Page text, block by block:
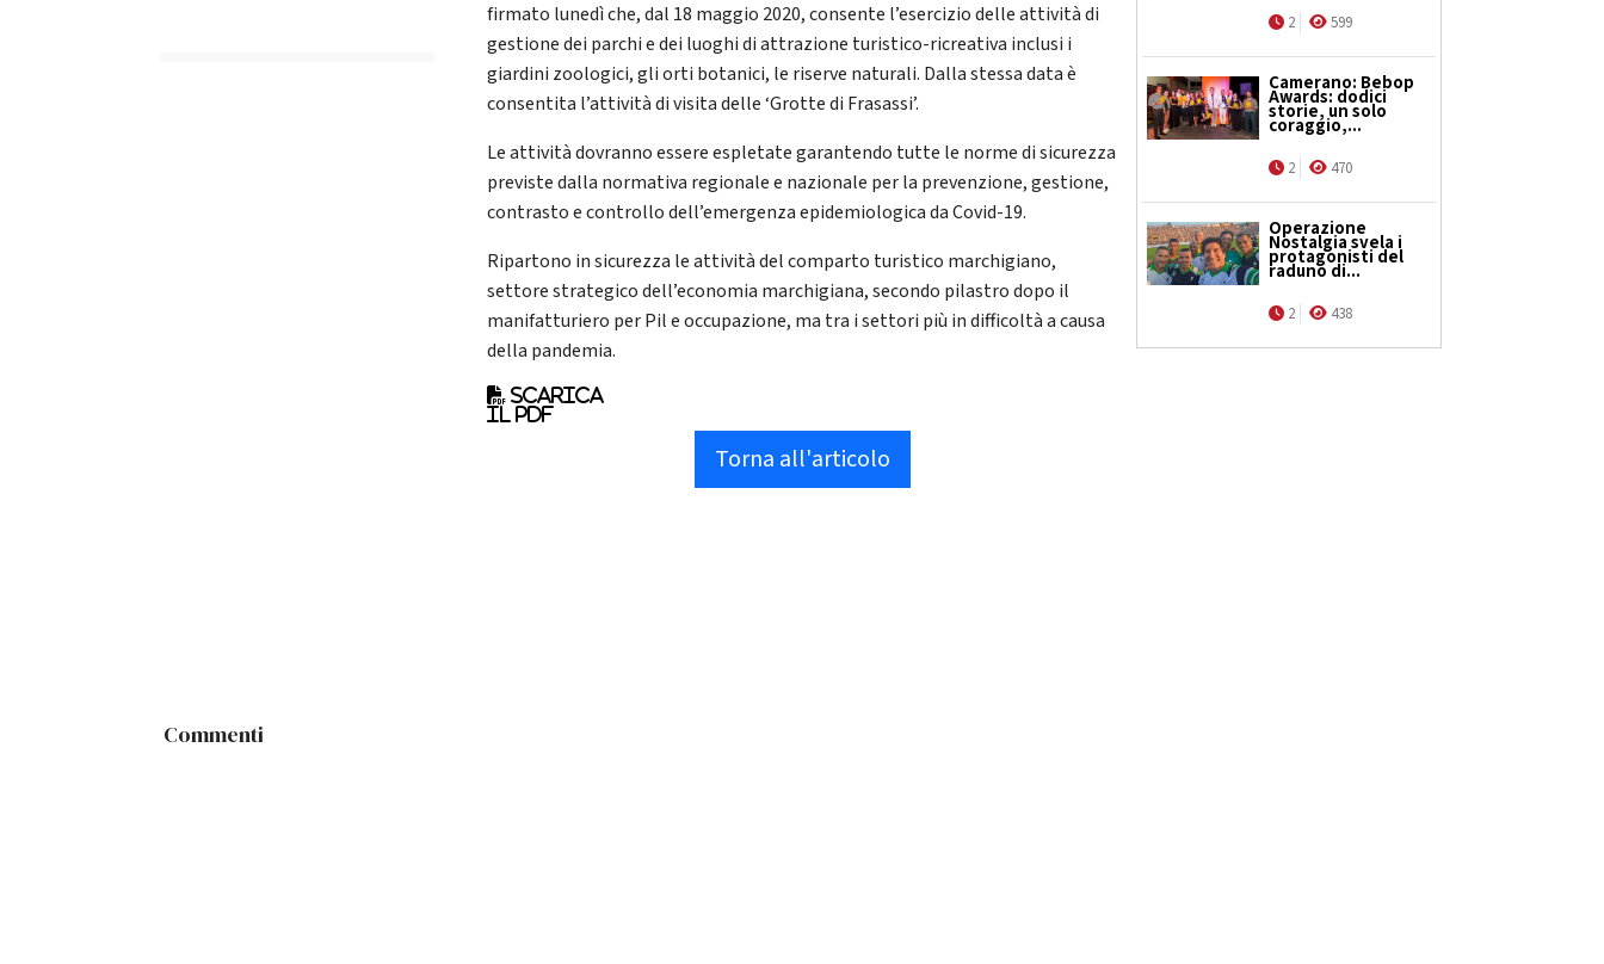
firmato lunedì che, dal 18 maggio 2020, consente l’esercizio delle attività di
gestione dei parchi e dei luoghi di attrazione turistico-ricreativa inclusi i
giardini zoologici, gli orti botanici, le riserve naturali. Dalla stessa data è
consentita l’attività di visita delle ‘Grotte di Frasassi’.
Le attività dovranno essere espletate garantendo tutte le norme di sicurezza
previste dalla normativa regionale e nazionale per la prevenzione, gestione,
contrasto e controllo dell’emergenza epidemiologica da Covid-19.
Ripartono in sicurezza le attività del comparto turistico marchigiano,
settore strategico dell’economia marchigiana, secondo pilastro dopo il
manifatturiero per Pil e occupazione, ma tra i settori più in difficoltà a causa
della pandemia.
Scarica
il pdf
Torna all'articolo
2 599
Camerano: Bebop
Awards: dodici
storie, un solo
coraggio,...
2 470
Operazione
Nostalgia svela i
protagonisti del
raduno di...
2 438
Commenti